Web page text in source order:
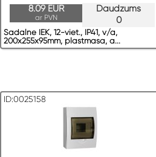
Daudzums
0
8.09 EUR
ar PVN
Sadalne IEK, 12-viet., IP41, v/a,
200x255x95mm, plastmasa, a...
ID:0025158